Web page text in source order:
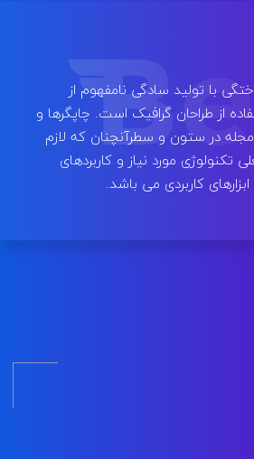
با تولید سادگی نامفهوم از
از طراحان گرافیک است. چاپگرها و
در ستون و سطرآنچنان که لازم
مورد نیاز و کاربردهای
کاربردی می باشد.